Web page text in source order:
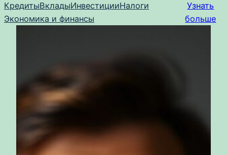
КредитыВкладыИнвестицииНалоги
Экономика и финансы
Узнать
больше